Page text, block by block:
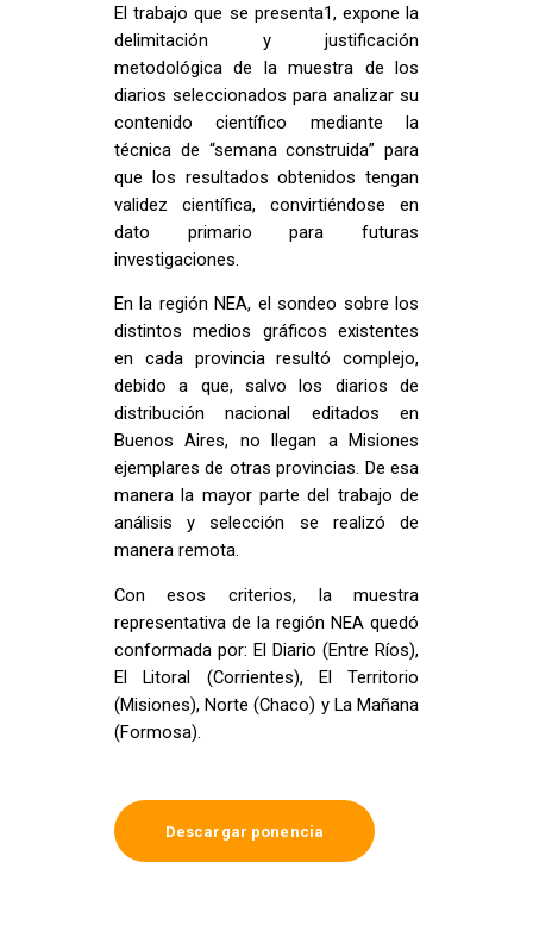
El trabajo que se presenta1, expone la
delimitación y justificación
metodológica de la muestra de los
diarios seleccionados para analizar su
contenido científico mediante la
técnica de “semana construida” para
que los resultados obtenidos tengan
validez científica, convirtiéndose en
dato primario para futuras
investigaciones.
En la región NEA, el sondeo sobre los
distintos medios gráficos existentes
en cada provincia resultó complejo,
debido a que, salvo los diarios de
distribución nacional editados en
Buenos Aires, no llegan a Misiones
ejemplares de otras provincias. De esa
manera la mayor parte del trabajo de
análisis y selección se realizó de
manera remota.
Con esos criterios, la muestra
representativa de la región NEA quedó
conformada por: El Diario (Entre Ríos),
El Litoral (Corrientes), El Territorio
(Misiones), Norte (Chaco) y La Mañana
(Formosa).
Descargar ponencia